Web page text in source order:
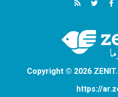
Copyright © 2026
https://